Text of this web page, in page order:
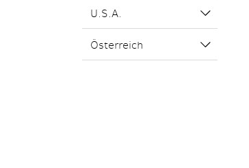
U.S.A.
Österreich